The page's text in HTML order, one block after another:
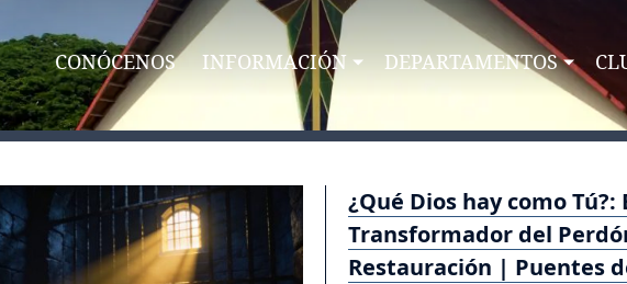
CONÓCENOS INFORMACIÓN DEPARTAMENTOS
¿Qué Dios hay como Tú?:
Transformador del
Restauración | Puentes